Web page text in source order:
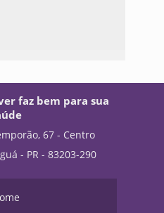
faz bem para sua
67 - Centro
- PR - 83203-290